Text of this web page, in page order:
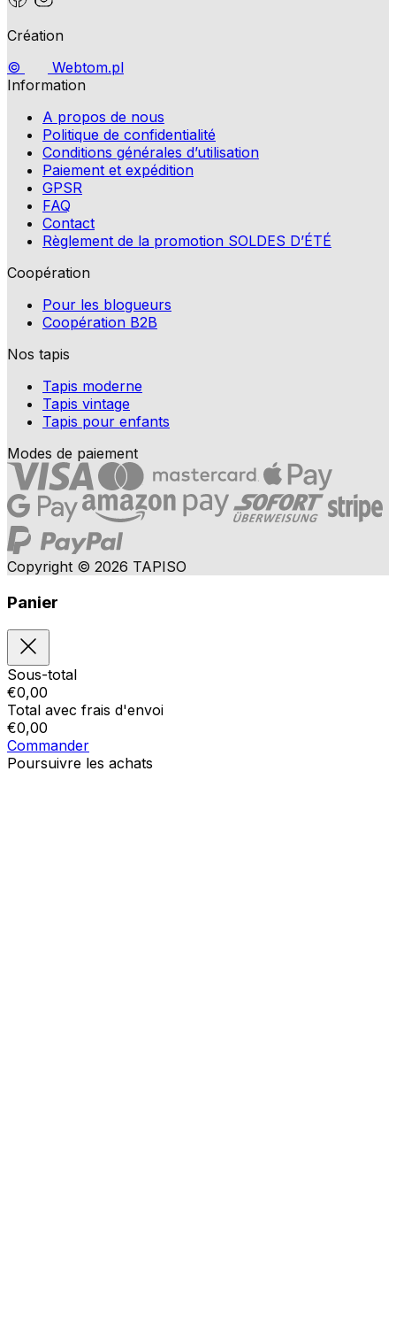
Création
©
Webtom.pl
Information
A propos de nous
Politique de confidentialité
Conditions générales d’utilisation
Paiement et expédition
GPSR
FAQ
Contact
Règlement de la promotion SOLDES D’ÉTÉ
Coopération
Pour les blogueurs
Coopération B2B
Nos tapis
Tapis moderne
Tapis vintage
Tapis pour enfants
Modes de paiement
Copyright © 2026 TAPISO
Panier
Sous-total
€0,00
Total avec frais d'envoi
€0,00
Commander
Poursuivre les achats